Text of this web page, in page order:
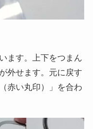
ます。上下をつまん
外せます。元に戻す
赤い丸印）」を合わ